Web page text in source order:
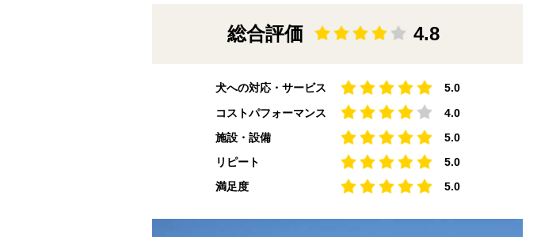
総合評価 4.8
犬への対応・サービス
5.0
コストパフォーマンス
4.0
施設・設備
5.0
リピート
5.0
満足度
5.0